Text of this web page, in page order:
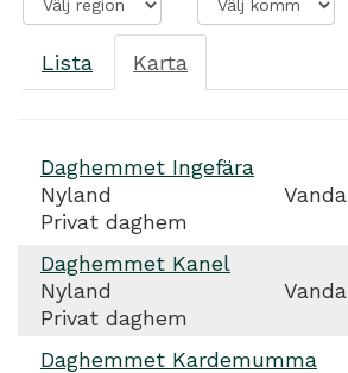
Lista Karta
Daghemmet Ingefära
Nyland
Vanda
Privat daghem
Daghemmet Kanel
Nyland
Vanda
Privat daghem
Daghemmet Kardemumma